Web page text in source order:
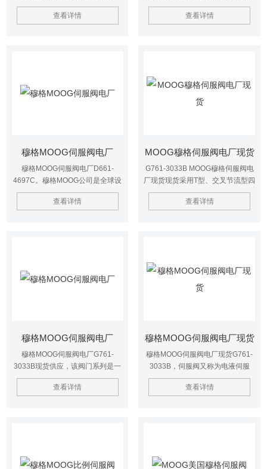
3033B作为电液转换元件和功率放
大元件，能够将微小的电信号变换
查看详情
国穆格公司生产，以其结构简单、
性能稳定、操作便捷和寿命长久而
查看详情
穆格MOOG伺服阀电厂
穆格MOOG伺服阀电厂D661-
4697C。穆格MOOG公司是全球设
计，制造和精密运动控制产品和系
统集成商。主要产品MOOG阀，
查看详情
MOOG穆格伺服阀电厂现货
G761-3033B MOOG穆格伺服阀电
厂现货现货采用T型、交叉节流型四
向流量控制阀，控制性能更好。
查看详情
穆格MOOG伺服阀电厂
穆格MOOG伺服阀电厂G761-
3033B现货供应，该阀门系列是一
种高性能阳极电液伺服阀，具有从
7Mpa额定压力到4L/min到63L/min
查看详情
穆格MOOG伺服阀电厂现货
穆格MOOG伺服阀电厂现货G761-
3033B，伺服阀又称为电液伺服
阀，可用于位置控制、速度控制、
加速度控制和力控制。
查看详情